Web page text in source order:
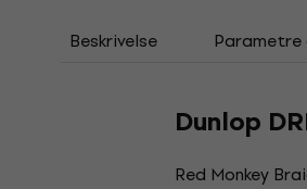
Beskrivelse
Dunlop
Red Monkey